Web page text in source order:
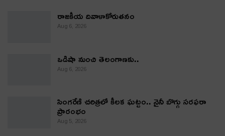
రాజకీయ దివాళాకోరుతనం
Aug 6, 2026
ఒడిషా నుంచి తెలంగాణ‌కు..
Aug 6, 2026
సింగరేణి చరిత్రలో కీలక ఘట్టం.. నైనీ బొగ్గు సరఫరా
ప్రారంభం
Aug 5, 2026